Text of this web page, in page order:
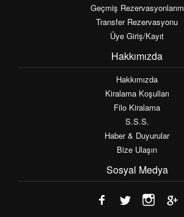
Geçmiş Rezervasyonlarım
Transfer Rezervasyonu
Üye Giriş/Kayıt
Hakkımızda
Hakkımızda
Kiralama Koşulları
Filo Kiralama
S.S.S.
Haber & Duyurular
Bize Ulaşın
Sosyal Medya